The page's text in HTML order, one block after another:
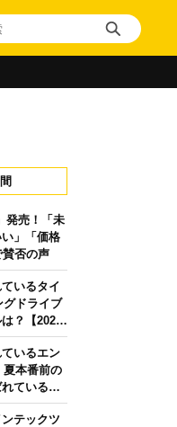
発売！「未
」「価格
否の声
ているタイ
グドライブ
？【2026
ているエン
夏本番前の
ている人
年6月版】
テックツ